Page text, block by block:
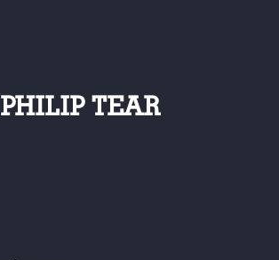
PHILIP TEAR